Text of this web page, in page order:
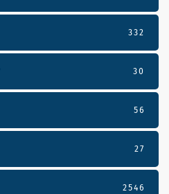
332
30
56
27
2546